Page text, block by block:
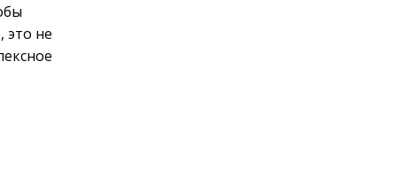
это не